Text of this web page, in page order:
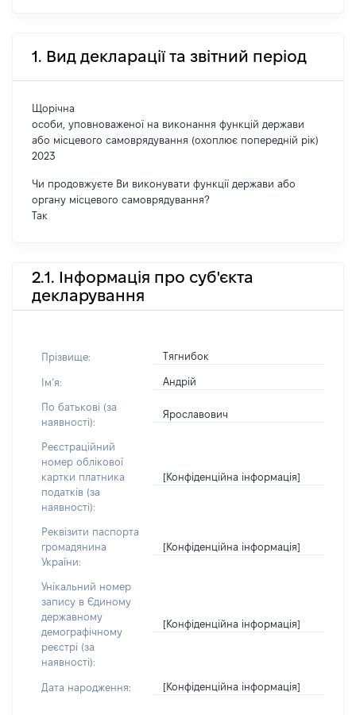
1. Вид декларації та звітний період
Щорічна
особи, уповноваженої на виконання функцій держави
або місцевого самоврядування (охоплює попередній рік)
2023
Чи продовжуєте Ви виконувати функції держави або
органу місцевого самоврядування?
Так
2.1. Інформація про суб'єкта
декларування
Прізвище: Тягнибок
Імʼя: Андрій
По батькові (за
наявності):
Ярославович
Реєстраційний
номер облікової
картки платника
податків (за
наявності):
[Конфіденційна інформація]
Реквізити паспорта
громадянина
України:
[Конфіденційна інформація]
Унікальний номер
запису в Єдиному
державному
демографічному
реєстрі (за
наявності):
[Конфіденційна інформація]
Дата народження: [Конфіденційна інформація]